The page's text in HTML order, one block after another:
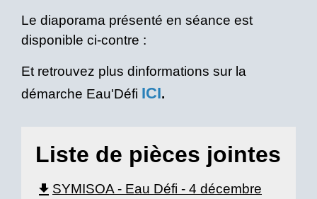
Le diaporama présenté en séance est
disponible ci-contre :
Et retrouvez plus dinformations sur la
démarche Eau'Défi ICI.
Liste de pièces jointes
file_download SYMISOA - Eau Défi - 4 décembre